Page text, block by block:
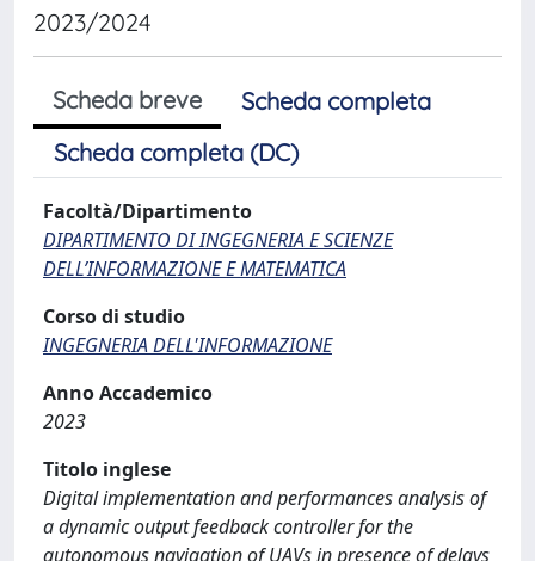
2023/2024
Scheda breve
Scheda completa
Scheda completa (DC)
Facoltà/Dipartimento
DIPARTIMENTO DI INGEGNERIA E SCIENZE
DELL’INFORMAZIONE E MATEMATICA
Corso di studio
INGEGNERIA DELL'INFORMAZIONE
Anno Accademico
2023
Titolo inglese
Digital implementation and performances analysis of
a dynamic output feedback controller for the
autonomous navigation of UAVs in presence of delays